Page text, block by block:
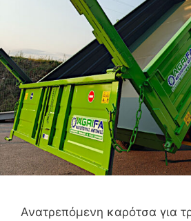
Ανατρεπόμενη καρότσα για